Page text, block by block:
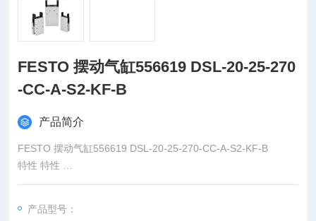
FESTO 摆动气缸556619 DSL-20-25-270
-CC-A-S2-KF-B
产品简介
FESTO 摆动气缸556619 DSL-20-25-270-CC-A-S2-KF-B
特性 特性
缓冲角度 12 deg
行程
产品型号：